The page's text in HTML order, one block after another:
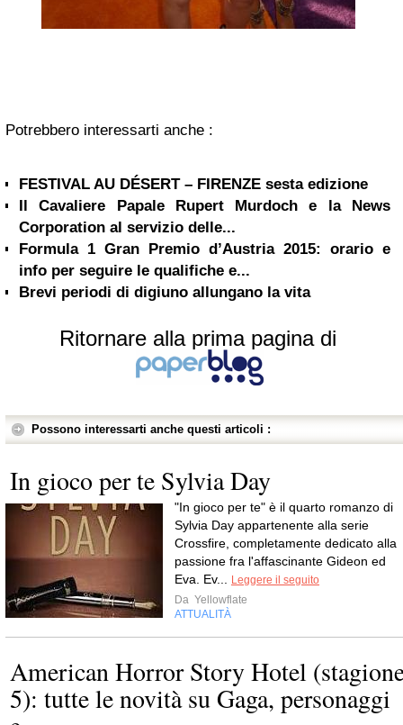
Potrebbero interessarti anche :
FESTIVAL AU DÉSERT – FIRENZE sesta edizione
Il Cavaliere Papale Rupert Murdoch e la News
Corporation al servizio delle...
Formula 1 Gran Premio d’Austria 2015: orario e
info per seguire le qualifiche e...
Brevi periodi di digiuno allungano la vita
Ritornare alla prima pagina di
Possono interessarti anche questi articoli :
In gioco per te Sylvia Day
"In gioco per te" è il quarto romanzo di
Sylvia Day appartenente alla serie
Crossfire, completamente dedicato alla
passione fra l'affascinante Gideon ed
Eva. Ev...
Leggere il seguito
Da Yellowflate
ATTUALITÀ
American Horror Story Hotel
5): tutte le novità su Gaga, personaggi